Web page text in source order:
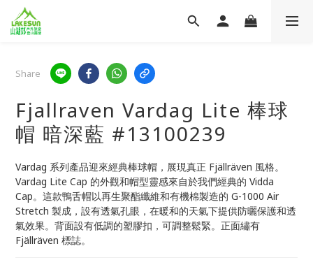
Share
Fjallraven Vardag Lite 棒球
帽 暗深藍 #13100239
Vardag 系列產品迎來經典棒球帽，展現真正 Fjällräven 風格。
Vardag Lite Cap 的外觀和帽型靈感來自於我們經典的 Vidda
Cap。這款鴨舌帽以再生聚酯纖維和有機棉製造的 G-1000 Air
Stretch 製成，設有透氣孔眼，在暖和的天氣下提供防曬保護和透
氣效果。背面設有低調的塑膠扣，可調整鬆緊。正面繡有
Fjällräven 標誌。